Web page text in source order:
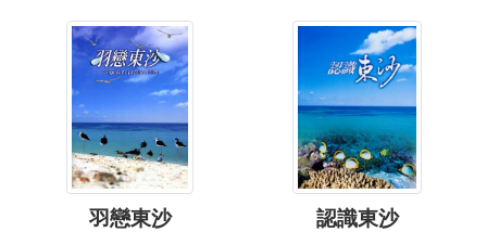
羽戀東沙 認識東沙